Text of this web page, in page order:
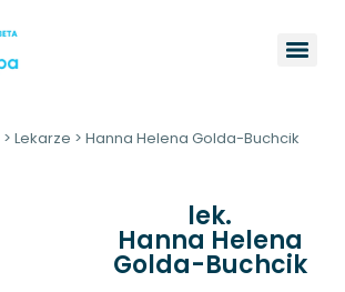
> Lekarze > Hanna Helena Golda-Buchcik
lek.
Hanna Helena
Golda-Buchcik